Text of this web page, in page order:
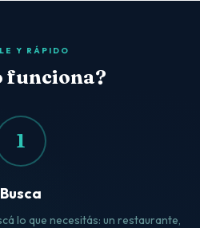
Y RÁPIDO
funciona?
1
Busca
lo que necesitás: un restaurante,